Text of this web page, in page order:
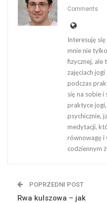
Comments
Interesuję
mnie nie
fizycznej, ale
zajęciach
podczas
się na sobie i
praktyce
psychicznie,
medytacji,
równowagę i
codziennym
POPRZEDNI POST
Rwa kulszowa – jak